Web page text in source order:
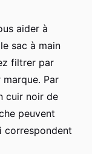
aider à
sac à main
filtrer par
Par
cuir noir de
peuvent
correspondent